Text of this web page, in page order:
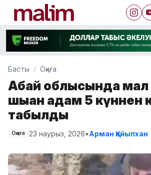
Басты Оқиға
Абай облысында мал
шыққан адам 5 күннен
табылды
Оқиға 23 наурыз, 2026•Арман Қайыпхан